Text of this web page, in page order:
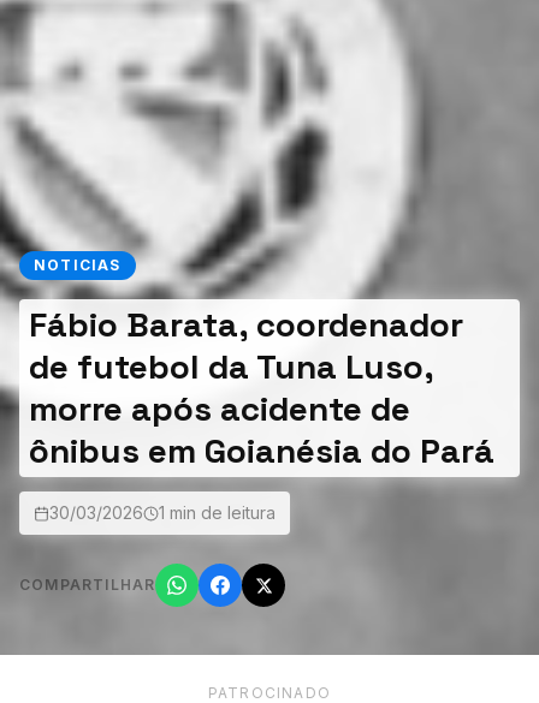
NOTICIAS
Fábio Barata, coordenador
de futebol da Tuna Luso,
morre após acidente de
ônibus em Goianésia do Pará
30/03/2026 1 min de leitura
COMPARTILHAR
PATROCINADO